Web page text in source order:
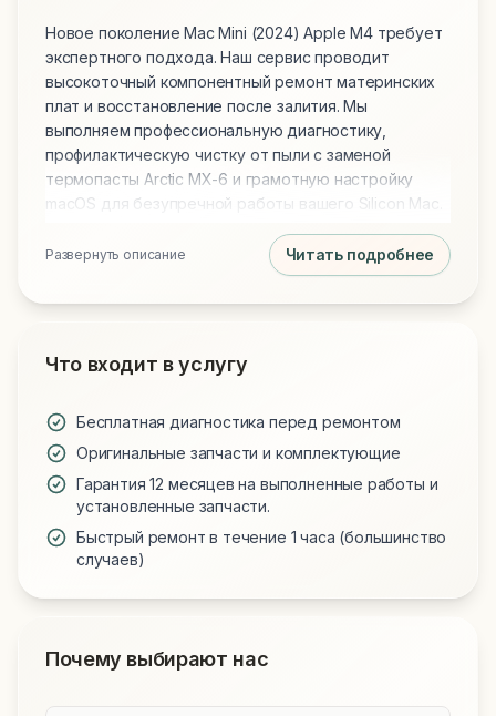
Новое поколение Mac Mini (2024) Apple M4 требует
экспертного подхода. Наш сервис проводит
высокоточный компонентный ремонт материнских
плат и восстановление после залития. Мы
выполняем профессиональную диагностику,
профилактическую чистку от пыли с заменой
термопасты Arctic MX-6 и грамотную настройку
macOS для безупречной работы вашего Silicon Mac.
Развернуть описание Читать подробнее
Что входит в услугу
Бесплатная диагностика перед ремонтом
Оригинальные запчасти и комплектующие
Гарантия 12 месяцев на выполненные работы и
установленные запчасти.
Быстрый ремонт в течение 1 часа (большинство
случаев)
Почему выбирают нас